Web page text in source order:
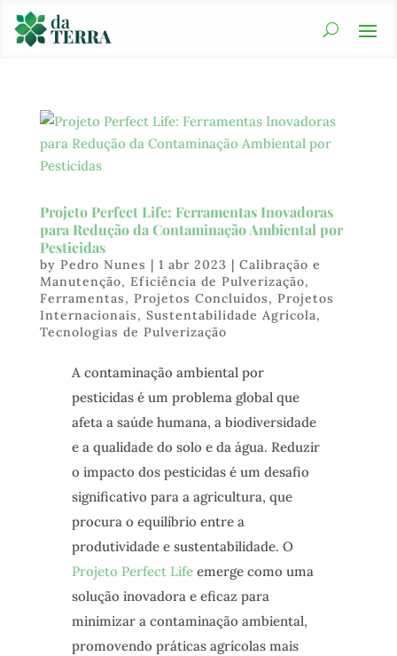
Projeto Perfect Life: Ferramentas Inovadoras
para Redução da Contaminação Ambiental por
Pesticidas
by Pedro Nunes | 1 abr 2023 | Calibração e
Manutenção, Eficiência de Pulverização,
Ferramentas, Projetos Concluídos, Projetos
Internacionais, Sustentabilidade Agrícola,
Tecnologias de Pulverização
A contaminação ambiental por
pesticidas é um problema global que
afeta a saúde humana, a biodiversidade
e a qualidade do solo e da água. Reduzir
o impacto dos pesticidas é um desafio
significativo para a agricultura, que
procura o equilíbrio entre a
produtividade e sustentabilidade. O
Projeto Perfect Lifeemerge como uma
solução inovadora e eficaz para
minimizar a contaminação ambiental,
promovendo práticas agrícolas mais